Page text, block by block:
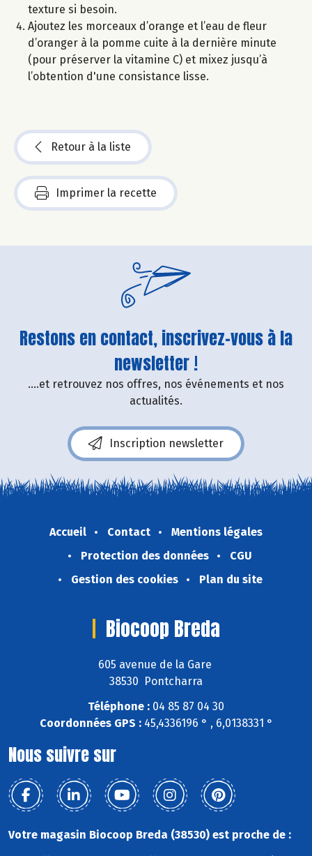
texture si besoin.
Ajoutez les morceaux d’orange et l’eau de fleur
d’oranger à la pomme cuite à la dernière minute
(pour préserver la vitamine C) et mixez jusqu’à
l’obtention d'une consistance lisse.
Retour à la liste
Imprimer la recette
Restons en contact, inscrivez-vous à la
newsletter !
....et retrouvez nos offres, nos événements et nos
actualités.
Inscription newsletter
Accueil Contact
Mentions légales
Protection des données
CGU
Gestion des cookies
Plan du site
Biocoop Breda
605 avenue de la Gare
38530 Pontcharra
Téléphone : 04 85 87 04 30
Coordonnées GPS :45,4336196 ° , 6,0138331 °
Nous suivre sur
Votre magasin Biocoop Breda (38530) est proche de :